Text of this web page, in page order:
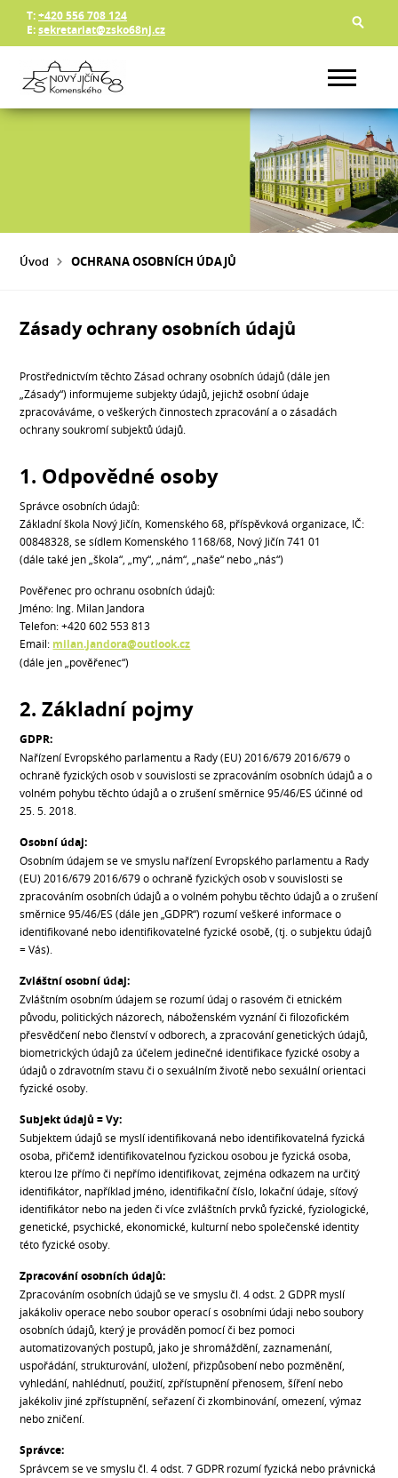
T:+420 556 708 124
E:sekretariat@zsko68nj.cz
Úvod OCHRANA OSOBNÍCH ÚDAJŮ
Zásady ochrany osobních údajů
Prostřednictvím těchto Zásad ochrany osobních údajů (dále jen
„Zásady“) informujeme subjekty údajů, jejichž osobní údaje
zpracováváme, o veškerých činnostech zpracování a o zásadách
ochrany soukromí subjektů údajů.
1. Odpovědné osoby
Správce osobních údajů:
Základní škola Nový Jičín, Komenského 68, příspěvková organizace, IČ:
00848328, se sídlem Komenského 1168/68, Nový Jičín 741 01
(dále také jen „škola“, „my“, „nám“, „naše“ nebo „nás“)
Pověřenec pro ochranu osobních údajů:
Jméno: Ing. Milan Jandora
Telefon: +420 602 553 813
Email: milan.jandora@outlook.cz
(dále jen „pověřenec“)
2. Základní pojmy
GDPR:
Nařízení Evropského parlamentu a Rady (EU) 2016/679 2016/679 o
ochraně fyzických osob v souvislosti se zpracováním osobních údajů a o
volném pohybu těchto údajů a o zrušení směrnice 95/46/ES účinné od
25. 5. 2018.
Osobní údaj:
Osobním údajem se ve smyslu nařízení Evropského parlamentu a Rady
(EU) 2016/679 2016/679 o ochraně fyzických osob v souvislosti se
zpracováním osobních údajů a o volném pohybu těchto údajů a o zrušení
směrnice 95/46/ES (dále jen „GDPR“) rozumí veškeré informace o
identifikované nebo identifikovatelné fyzické osobě, (tj. o subjektu údajů
= Vás).
Zvláštní osobní údaj:
Zvláštním osobním údajem se rozumí údaj o rasovém či etnickém
původu, politických názorech, náboženském vyznání či filozofickém
přesvědčení nebo členství v odborech, a zpracování genetických údajů,
biometrických údajů za účelem jedinečné identifikace fyzické osoby a
údajů o zdravotním stavu či o sexuálním životě nebo sexuální orientaci
fyzické osoby.
Subjekt údajů = Vy:
Subjektem údajů se myslí identifikovaná nebo identifikovatelná fyzická
osoba, přičemž identifikovatelnou fyzickou osobou je fyzická osoba,
kterou lze přímo či nepřímo identifikovat, zejména odkazem na určitý
identifikátor, například jméno, identifikační číslo, lokační údaje, síťový
identifikátor nebo na jeden či více zvláštních prvků fyzické, fyziologické,
genetické, psychické, ekonomické, kulturní nebo společenské identity
této fyzické osoby.
Zpracování osobních údajů:
Zpracováním osobních údajů se ve smyslu čl. 4 odst. 2 GDPR myslí
jakákoliv operace nebo soubor operací s osobními údaji nebo soubory
osobních údajů, který je prováděn pomocí či bez pomoci
automatizovaných postupů, jako je shromáždění, zaznamenání,
uspořádání, strukturování, uložení, přizpůsobení nebo pozměnění,
vyhledání, nahlédnutí, použití, zpřístupnění přenosem, šíření nebo
jakékoliv jiné zpřístupnění, seřazení či zkombinování, omezení, výmaz
nebo zničení.
Správce:
Správcem se ve smyslu čl. 4 odst. 7 GDPR rozumí fyzická nebo právnická